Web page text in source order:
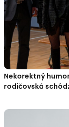
Nekorektný
rodičovská